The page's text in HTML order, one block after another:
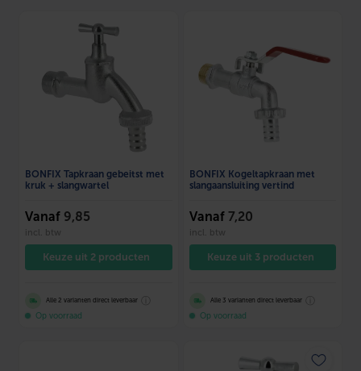
BONFIX Tapkraan gebeitst met
kruk + slangwartel
Vanaf 9,85
incl. btw
Keuze uit 2 producten
Alle 2 varianten direct leverbaar
Op voorraad
BONFIX Kogeltapkraan met
slangaansluiting vertind
Vanaf 7,20
incl. btw
Keuze uit 3 producten
Alle 3 varianten direct leverbaar
Op voorraad